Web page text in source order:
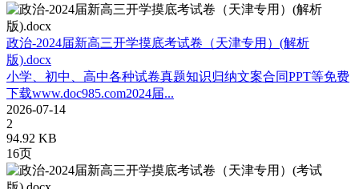
政治-2024届新高三开学摸底考试卷（天津专用）(解析
版).docx
小学、初中、高中各种试卷真题知识归纳文案合同PPT等免费
下载www.doc985.com2024届...
2026-07-14
2
94.92 KB
16页